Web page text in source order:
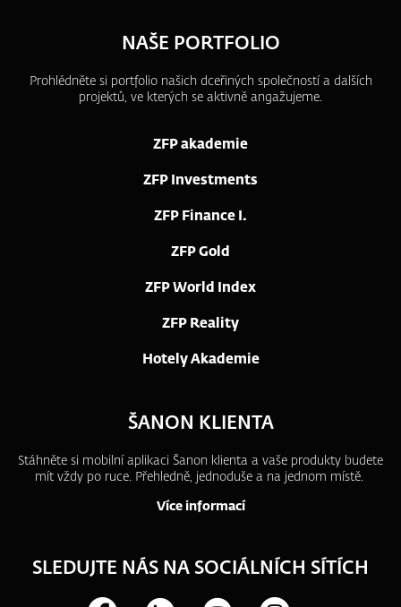
NAŠE PORTFOLIO
Prohlédněte si portfolio našich dceřiných společností a dalších
projektů, ve kterých se aktivně angažujeme.
ZFP akademie
ZFP Investments
ZFP Finance I.
ZFP Gold
ZFP World Index
ZFP Reality
Hotely Akademie
ŠANON KLIENTA
Stáhněte si mobilní aplikaci Šanon klienta a vaše produkty budete
mít vždy po ruce. Přehledně, jednoduše a na jednom místě.
Více informací
SLEDUJTE NÁS NA SOCIÁLNÍCH SÍTÍCH